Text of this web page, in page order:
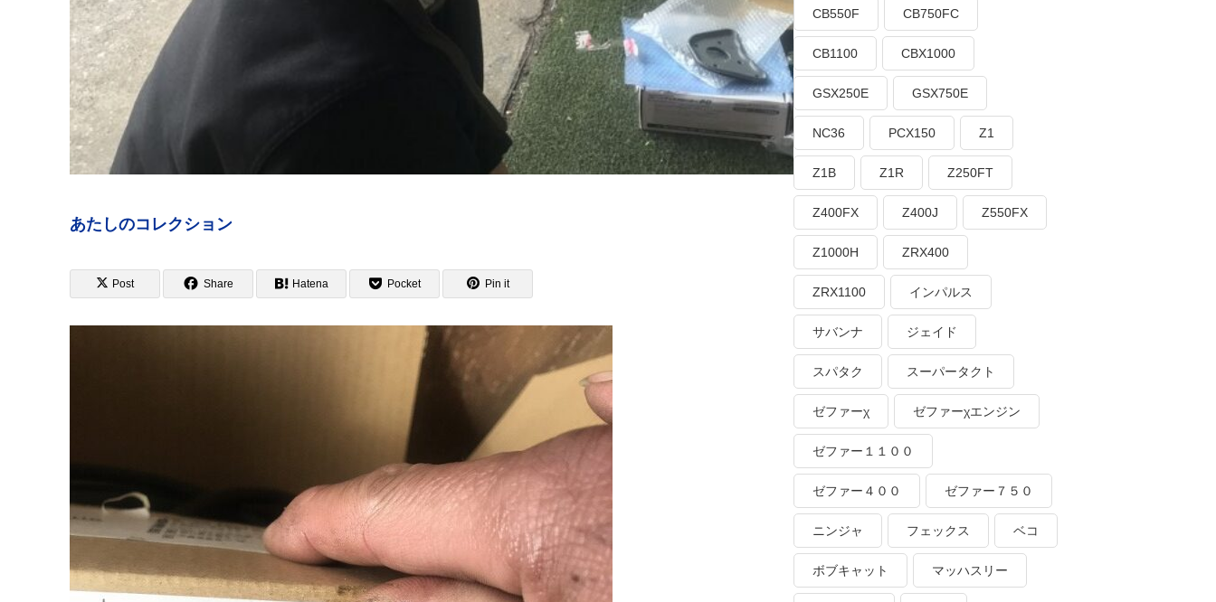
あたしのコレクション
Post Share Hatena Pocket Pin it
CB550F CB750FC
CB1100 CBX1000
GSX250E GSX750E
NC36 PCX150 Z1
Z1B Z1R Z250FT
Z400FX Z400J Z550FX
Z1000H ZRX400
ZRX1100 インパルス
サバンナ ジェイド
スパタク スーパータクト
ゼファーχ ゼファーχエンジン
ゼファー１１００
ゼファー４００ ゼファー７５０
ニンジャ フェックス ベコ
ボブキャット マッハスリー